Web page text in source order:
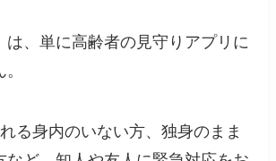
は、単に高齢者の見守りアプリに
る身内のいない方、独身のまま